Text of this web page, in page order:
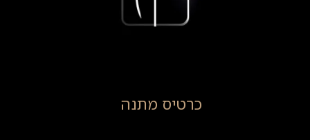
כרטיס מתנה(4)